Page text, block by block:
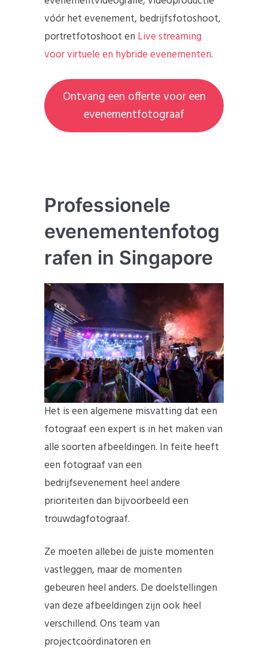
vóór het evenement, bedrijfsfotoshoot,
portretfotoshoot en Live streaming
voor virtuele en hybride evenementen.
Ontvang een offerte voor een
evenementfotograaf
Professionele
evenementenfotog
rafen in Singapore
Het is een algemene misvatting dat een
fotograaf een expert is in het maken van
alle soorten afbeeldingen. In feite heeft
een fotograaf van een
bedrijfsevenement heel andere
prioriteiten dan bijvoorbeeld een
trouwdagfotograaf.
Ze moeten allebei de juiste momenten
vastleggen, maar de momenten
gebeuren heel anders. De doelstellingen
van deze afbeeldingen zijn ook heel
verschillend. Ons team van
projectcoördinatoren en